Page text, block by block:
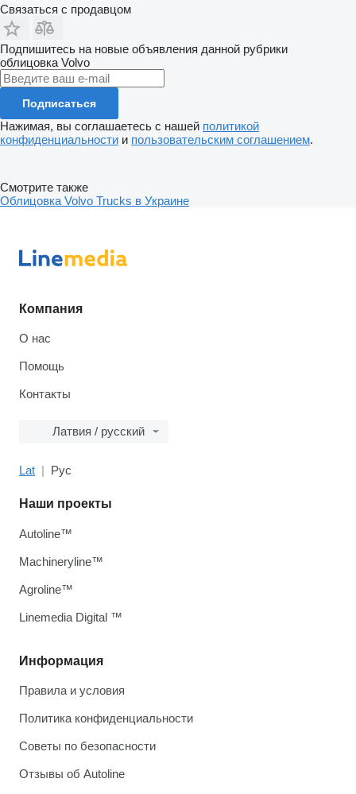
Связаться с продавцом
Подпишитесь на новые объявления данной рубрики
облицовка Volvo
Подписаться
Нажимая, вы соглашаетесь с нашей политикой
конфиденциальности и пользовательским соглашением.
Смотрите также
Облицовка Volvo Trucks в Украине
Компания
О нас
Помощь
Контакты
Латвия / русский
Lat Рус
Информация
Правила и условия
Политика конфиденциальности
Советы по безопасности
Отзывы об Autoline
Наши проекты
Autoline™
Machineryline™
Agroline™
Linemedia Digital ™